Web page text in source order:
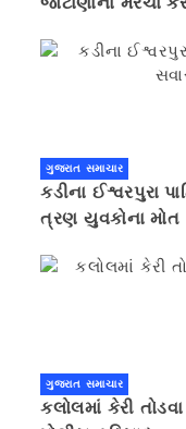
ગુજરાત સમાચાર
કડીના ઈશ્વરપુરા
ત્રણ યુવકોના મોત
ગુજરાત સમાચાર
કલોલમાં કેરી